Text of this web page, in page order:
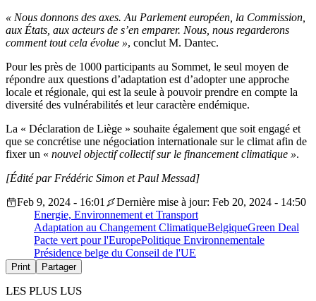
« Nous donnons des axes. Au Parlement européen, la Commission,
aux États, aux acteurs de s’en emparer. Nous, nous regarderons
comment tout cela évolue », conclut M. Dantec.
Pour les près de 1000 participants au Sommet, le seul moyen de
répondre aux questions d’adaptation est d’adopter une approche
locale et régionale, qui est la seule à pouvoir prendre en compte la
diversité des vulnérabilités et leur caractère endémique.
La « Déclaration de Liège » souhaite également que soit engagé et
que se concrétise une négociation internationale sur le climat afin de
fixer un « nouvel objectif collectif sur le financement climatique ».
[Édité par Frédéric Simon et Paul Messad]
Feb 9, 2024 - 16:01
Dernière mise à jour: Feb 20, 2024 - 14:50
Energie, Environnement et Transport
Adaptation au Changement ClimatiqueBelgiqueGreen Deal
Pacte vert pour l'EuropePolitique Environnementale
Présidence belge du Conseil de l'UE
Print Partager
LES PLUS LUS